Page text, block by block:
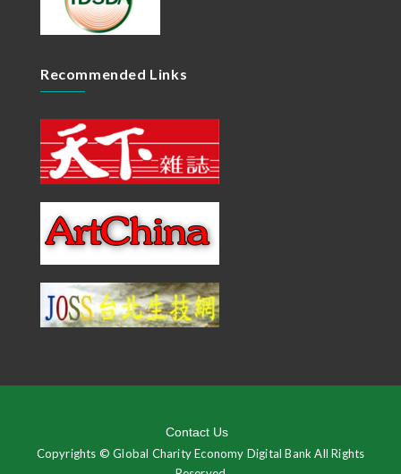
Recommended Links
Contact Us
Copyrights © Global Charity Economy Digital Bank All Rights